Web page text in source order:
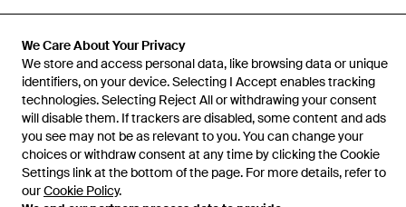
We Care About Your Privacy
We store and access personal data, like browsing data or unique
identifiers, on your device. Selecting I Accept enables tracking
technologies. Selecting Reject All or withdrawing your consent
will disable them. If trackers are disabled, some content and ads
you see may not be as relevant to you. You can change your
choices or withdraw consent at any time by clicking the Cookie
Settings link at the bottom of the page. For more details, refer to
ourCookie Policy.
Aide et infos